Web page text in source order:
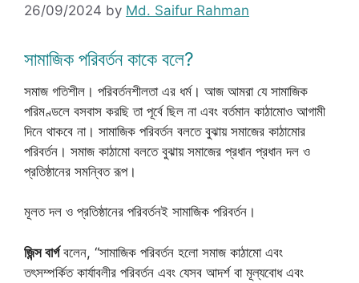
26/09/2024 by Md. Saifur Rahman
সামাজিক পরিবর্তন কাকে বলে?
সমাজ গতিশীল। পরিবর্তনশীলতা এর ধর্ম। আজ আমরা যে সামাজিক
পরিমণ্ডলে বসবাস করছি তা পূর্বে ছিল না এবং বর্তমান কাঠামোও আগামী
দিনে থাকবে না। সামাজিক পরিবর্তন বলতে বুঝায় সমাজের কাঠামোর
পরিবর্তন। সমাজ কাঠামো বলতে বুঝায় সমাজের প্রধান প্রধান দল ও
প্রতিষ্ঠানের সমন্বিত রূপ।
মূলত দল ও প্রতিষ্ঠানের পরিবর্তনই সামাজিক পরিবর্তন।
জিন্স বার্গবলেন, “সামাজিক পরিবর্তন হলো সমাজ কাঠামো এবং
তৎসম্পর্কিত কার্যাবলীর পরিবর্তন এবং যেসব আদর্শ বা মূল্যবোধ এবং